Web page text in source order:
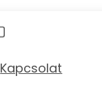
Kapcsolat